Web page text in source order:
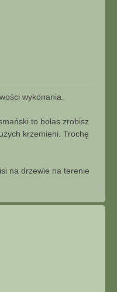
wykonania.
to bolas zrobisz
krzemieni. Trochę
na drzewie na terenie
g